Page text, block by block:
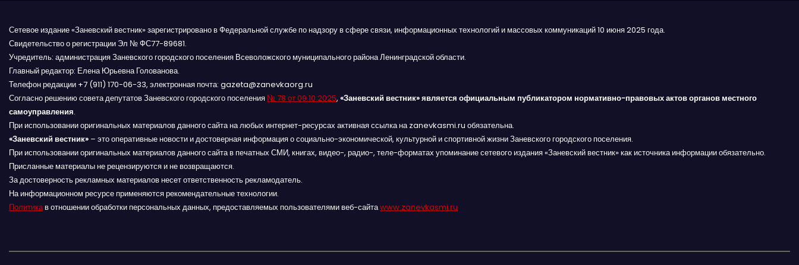
и
я
п
о
з
а
п
и
я
Сетевое издание «Заневский вестник» зарегистрировано в Федеральной службе по надзору в сфере связи, информационных технологий и массовых коммуникаций 10 июня 2025 года.
Свидетельство о регистрации Эл № ФС77-89681.
Учредитель: администрация Заневского городского поселения Всеволожского муниципального района Ленинградской области.
Главный редактор: Елена Юрьевна Голованова.
Телефон редакции +7 (911) 170-06-33, электронная почта: gazeta@zanevkaorg.ru
Согласно решению совета депутатов Заневского городского поселения № 78 от 09.10.2025, «Заневский вестник» является официальным публикатором нормативно-правовых актов органов местного
самоуправления.
При использовании оригинальных материалов данного сайта на любых интернет-ресурсах активная ссылка на zanevkasmi.ru обязательна.
«Заневский вестник» – это оперативные новости и достоверная информация о социально-экономической, культурной и спортивной жизни Заневского городского поселения.
При использовании оригинальных материалов данного сайта в печатных СМИ, книгах, видео-, радио-, теле-форматах упоминание сетевого издания «Заневский вестник» как источника информации обязательно.
Присланные материалы не рецензируются и не возвращаются.
За достоверность рекламных материалов несет ответственность рекламодатель.
На информационном ресурсе применяются рекомендательные технологии.
Политикав отношении обработки персональных данных, предоставляемых пользователями веб-сайтаwww.zanevkasmi.ru